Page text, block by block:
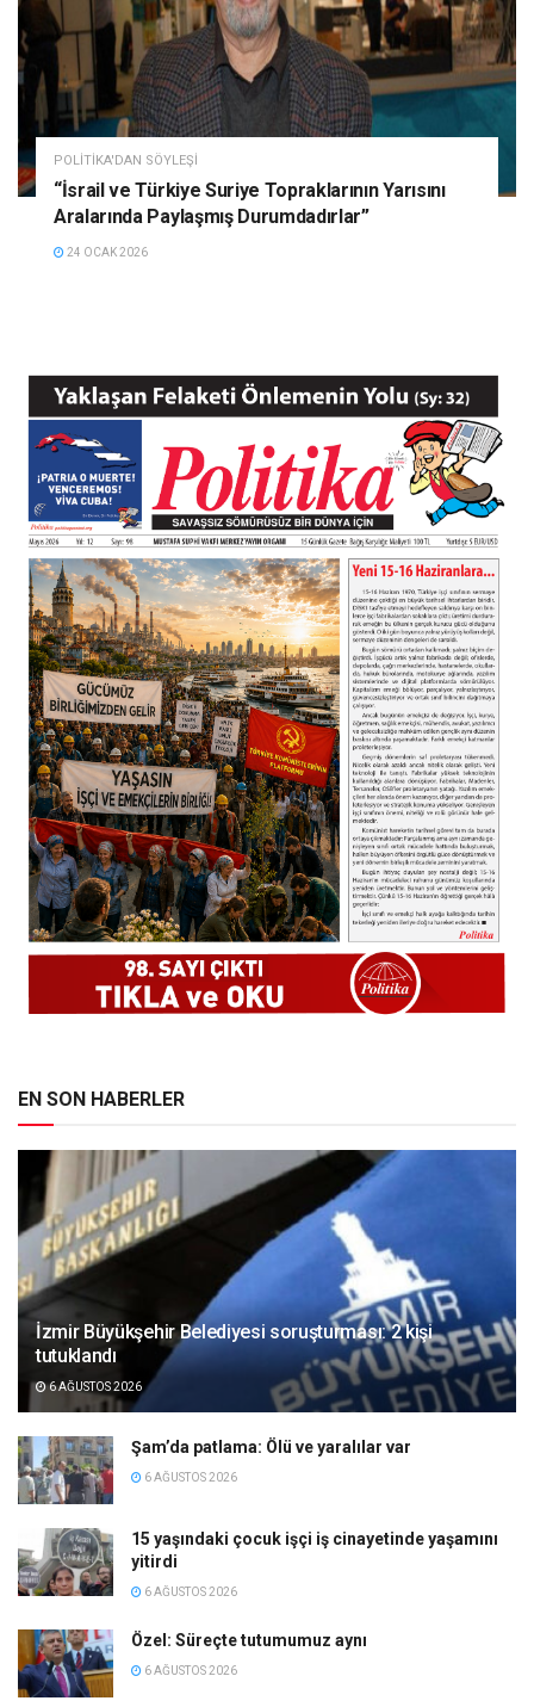
POLITIKA'DAN SÖYLEŞI
“İsrail ve Türkiye Suriye Topraklarının Yarısını
Aralarında Paylaşmış Durumdadırlar”
24 OCAK 2026
EN SON HABERLER
İzmir Büyükşehir Belediyesi soruşturması: 2 kişi
tutuklandı
6 AĞUSTOS 2026
Şam’da patlama: Ölü ve yaralılar var
6 AĞUSTOS 2026
15 yaşındaki çocuk işçi iş cinayetinde yaşamını
yitirdi
6 AĞUSTOS 2026
Özel: Süreçte tutumumuz aynı
6 AĞUSTOS 2026